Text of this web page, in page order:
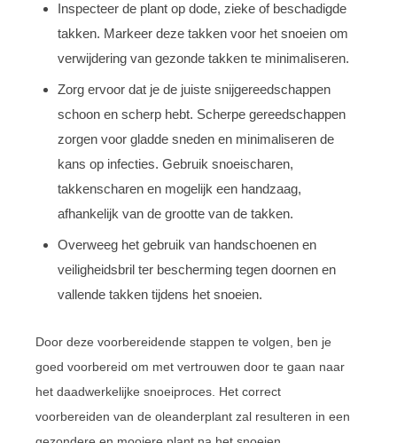
Inspecteer de plant op dode, zieke of beschadigde
takken. Markeer deze takken voor het snoeien om
verwijdering van gezonde takken te minimaliseren.
Zorg ervoor dat je de juiste snijgereedschappen
schoon en scherp hebt. Scherpe gereedschappen
zorgen voor gladde sneden en minimaliseren de
kans op infecties. Gebruik snoeischaren,
takkenscharen en mogelijk een handzaag,
afhankelijk van de grootte van de takken.
Overweeg het gebruik van handschoenen en
veiligheidsbril ter bescherming tegen doornen en
vallende takken tijdens het snoeien.
Door deze voorbereidende stappen te volgen, ben je
goed voorbereid om met vertrouwen door te gaan naar
het daadwerkelijke snoeiproces. Het correct
voorbereiden van de oleanderplant zal resulteren in een